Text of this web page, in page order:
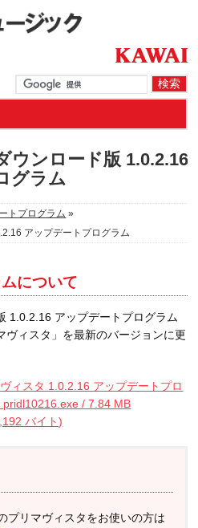
ウンロード版 1.0.2.16
グラム
トプログラム »
アップデートプログラム
について
1.0.2.16 アップデートプログラム
ヴィスタ」を最新のバージョンに更
ィスタ 1.0.2.16 アップデートプロ
pridl10216.exe / 7.84 MB
バイト)
プリマヴィスタをお使いの方は